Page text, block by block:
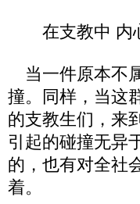
在支教中 内
当一件原本不
撞。同样，当这
的支教生们，来
引起的碰撞无异
的，也有对全社
着。